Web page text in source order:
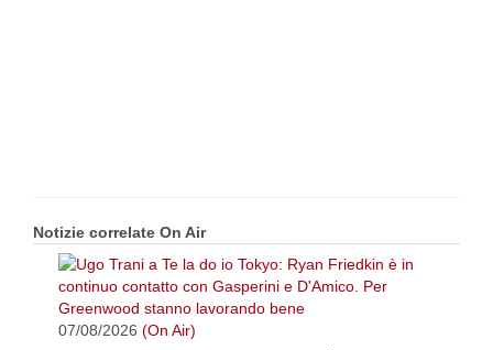
Notizie correlate On Air
07/08/2026 (On Air)